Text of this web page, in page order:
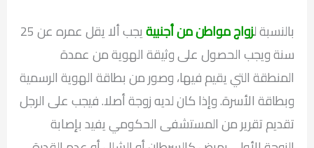
بالنسبة لزواج مواطن من أجنبية
يجب ألا يقل عمره عن 25
سنة ويجب الحصول على وثيقة الهوية من عمدة
المنطقة التي يقيم فيها، وصور من بطاقة الهوية الرسمية
وبطاقة الأسرة. وإذا كان لديه زوجة أصلا. فيجب على الرجل
تقديم تقرير من المستشفى الحكومي يفيد بإصابة